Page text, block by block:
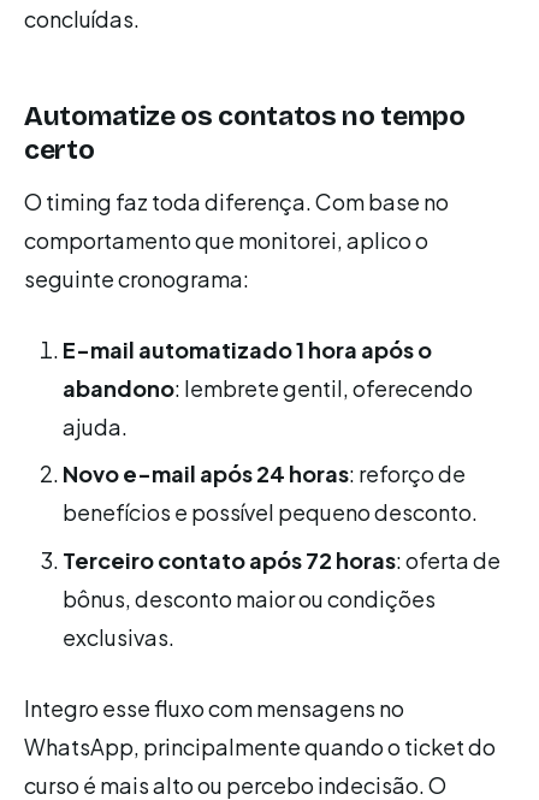
concluídas.
Automatize os contatos no tempo
certo
O timing faz toda diferença. Com base no
comportamento que monitorei, aplico o
seguinte cronograma:
E-mail automatizado 1 hora após o
abandono: lembrete gentil, oferecendo
ajuda.
Novo e-mail após 24 horas: reforço de
benefícios e possível pequeno desconto.
Terceiro contato após 72 horas: oferta de
bônus, desconto maior ou condições
exclusivas.
Integro esse fluxo com mensagens no
WhatsApp, principalmente quando o ticket do
curso é mais alto ou percebo indecisão. O